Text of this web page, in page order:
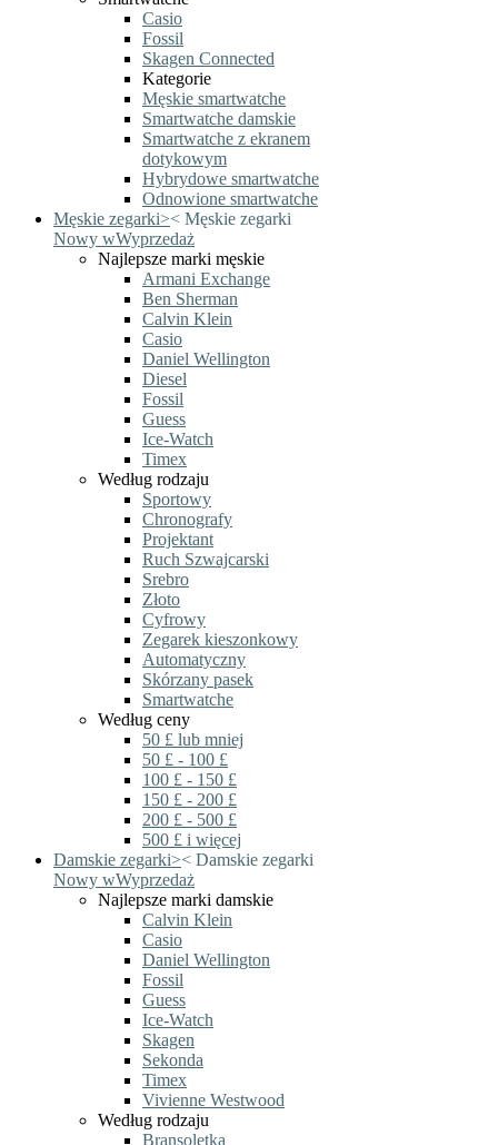
Casio
Fossil
Skagen Connected
Kategorie
Męskie smartwatche
Smartwatche damskie
Smartwatche z ekranem
dotykowym
Hybrydowe smartwatche
Odnowione smartwatche
Męskie zegarki>< Męskie zegarki
Nowy wWyprzedaż
Najlepsze marki męskie
Armani Exchange
Ben Sherman
Calvin Klein
Casio
Daniel Wellington
Diesel
Fossil
Guess
Ice-Watch
Timex
Według rodzaju
Sportowy
Chronografy
Projektant
Ruch Szwajcarski
Srebro
Złoto
Cyfrowy
Zegarek kieszonkowy
Automatyczny
Skórzany pasek
Smartwatche
Według ceny
50 £ lub mniej
50 £ - 100 £
100 £ - 150 £
150 £ - 200 £
200 £ - 500 £
500 £ i więcej
Damskie zegarki>< Damskie zegarki
Nowy wWyprzedaż
Najlepsze marki damskie
Calvin Klein
Casio
Daniel Wellington
Fossil
Guess
Ice-Watch
Skagen
Sekonda
Timex
Vivienne Westwood
Według rodzaju
Bransoletka